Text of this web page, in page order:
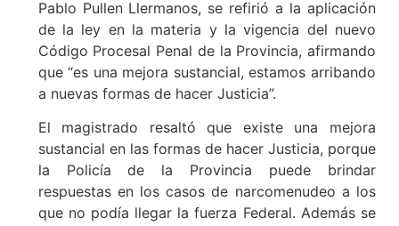
Pablo Pullen Llermanos, se refirió a la aplicación
de la ley en la materia y la vigencia del nuevo
Código Procesal Penal de la Provincia, afirmando
que “es una mejora sustancial, estamos arribando
a nuevas formas de hacer Justicia”.
El magistrado resaltó que existe una mejora
sustancial en las formas de hacer Justicia, porque
la Policía de la Provincia puede brindar
respuestas en los casos de narcomenudeo a los
que no podía llegar la fuerza Federal. Además se